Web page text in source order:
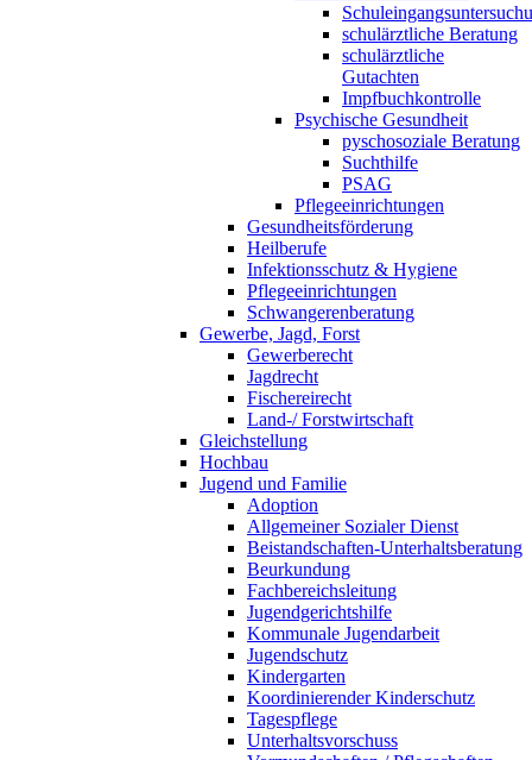
schulärztliche Beratung
schulärztliche
Gutachten
Impfbuchkontrolle
Psychische Gesundheit
pyschosoziale Beratung
Suchthilfe
PSAG
Pflegeeinrichtungen
Gesundheitsförderung
Heilberufe
Infektionsschutz & Hygiene
Pflegeeinrichtungen
Schwangerenberatung
Gewerbe, Jagd, Forst
Gewerberecht
Jagdrecht
Fischereirecht
Land-/ Forstwirtschaft
Gleichstellung
Hochbau
Jugend und Familie
Adoption
Allgemeiner Sozialer Dienst
Beistandschaften-Unterhaltsberatung
Beurkundung
Fachbereichsleitung
Jugendgerichtshilfe
Kommunale Jugendarbeit
Jugendschutz
Kindergarten
Koordinierender Kinderschutz
Tagespflege
Unterhaltsvorschuss